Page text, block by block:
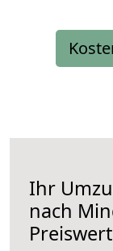
Ihr
nach
Preiswert